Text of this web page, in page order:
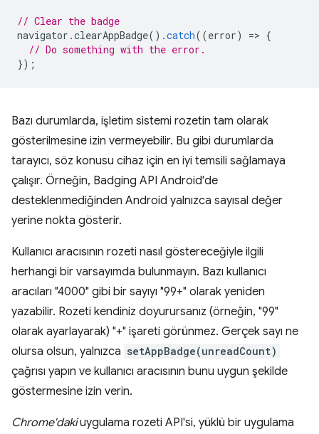
// Clear the badge
navigator .clearAppBadge().catch((error) => {
// Do something with the error.
});
Bazı durumlarda, işletim sistemi rozetin tam olarak
gösterilmesine izin vermeyebilir. Bu gibi durumlarda
tarayıcı, söz konusu cihaz için en iyi temsili sağlamaya
çalışır. Örneğin, Badging API Android'de
desteklenmediğinden Android yalnızca sayısal değer
yerine nokta gösterir.
Kullanıcı aracısının rozeti nasıl göstereceğiyle ilgili
herhangi bir varsayımda bulunmayın. Bazı kullanıcı
aracıları "4000" gibi bir sayıyı "99+" olarak yeniden
yazabilir. Rozeti kendiniz doyurursanız (örneğin, "99"
olarak ayarlayarak) "+" işareti görünmez. Gerçek sayı ne
olursa olsun, yalnızca setAppBadge(unreadCount)
çağrısı yapın ve kullanıcı aracısının bunu uygun şekilde
göstermesine izin verin.
Chrome'dakiuygulama rozeti API'si, yüklü bir uygulama